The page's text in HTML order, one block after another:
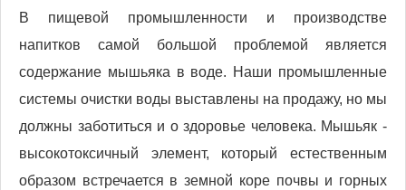
В пищевой промышленности и производстве
напитков самой большой проблемой является
содержание мышьяка в воде. Наши промышленные
системы очистки воды выставлены на продажу, но мы
должны заботиться и о здоровье человека. Мышьяк -
высокотоксичный элемент, который естественным
образом встречается в земной коре почвы и горных